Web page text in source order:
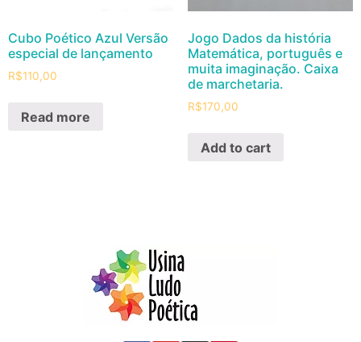
Cubo Poético Azul Versão
especial de lançamento
R$110,00
Read more
Jogo Dados da história
Matemática, português e
muita imaginação. Caixa
de marchetaria.
R$170,00
Add to cart